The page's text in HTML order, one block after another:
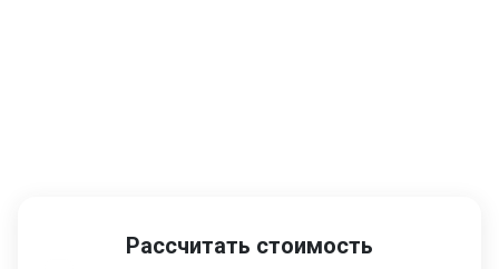
Рассчитать стоимость